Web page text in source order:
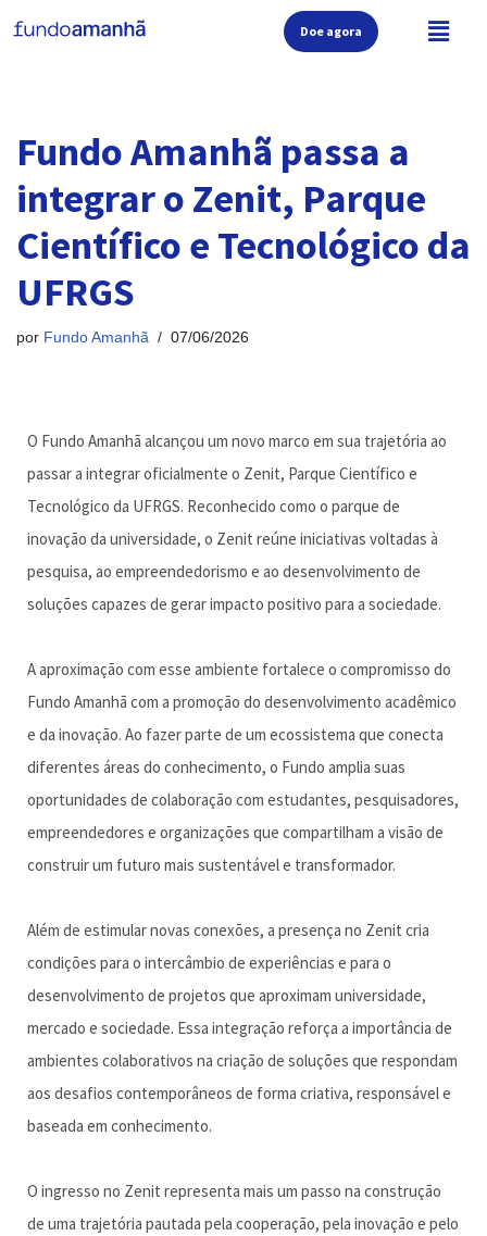
conteúdo
Doe agora
Fundo Amanhã passa a
integrar o Zenit, Parque
Científico e Tecnológico da
UFRGS
por Fundo Amanhã 07/06/2026
O Fundo Amanhã alcançou um novo marco em sua trajetória ao
passar a integrar oficialmente o Zenit, Parque Científico e
Tecnológico da UFRGS. Reconhecido como o parque de
inovação da universidade, o Zenit reúne iniciativas voltadas à
pesquisa, ao empreendedorismo e ao desenvolvimento de
soluções capazes de gerar impacto positivo para a sociedade.
A aproximação com esse ambiente fortalece o compromisso do
Fundo Amanhã com a promoção do desenvolvimento acadêmico
e da inovação. Ao fazer parte de um ecossistema que conecta
diferentes áreas do conhecimento, o Fundo amplia suas
oportunidades de colaboração com estudantes, pesquisadores,
empreendedores e organizações que compartilham a visão de
construir um futuro mais sustentável e transformador.
Além de estimular novas conexões, a presença no Zenit cria
condições para o intercâmbio de experiências e para o
desenvolvimento de projetos que aproximam universidade,
mercado e sociedade. Essa integração reforça a importância de
ambientes colaborativos na criação de soluções que respondam
aos desafios contemporâneos de forma criativa, responsável e
baseada em conhecimento.
O ingresso no Zenit representa mais um passo na construção
de uma trajetória pautada pela cooperação, pela inovação e pelo